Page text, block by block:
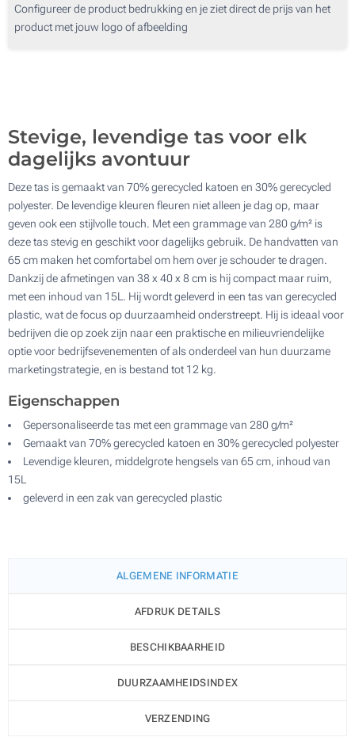
Borduren (Aan een kant)
Zonder opdruk
250
Configureer de product bedrukking en je ziet direct de prijs van het
product met jouw logo of afbeelding
Stevige, levendige tas voor elk
dagelijks avontuur
Deze tas is gemaakt van 70% gerecycled katoen en 30% gerecycled
polyester. De levendige kleuren fleuren niet alleen je dag op, maar
geven ook een stijlvolle touch. Met een grammage van 280 g/m² is
deze tas stevig en geschikt voor dagelijks gebruik. De handvatten van
65 cm maken het comfortabel om hem over je schouder te dragen.
Dankzij de afmetingen van 38 x 40 x 8 cm is hij compact maar ruim,
met een inhoud van 15L. Hij wordt geleverd in een tas van gerecycled
plastic, wat de focus op duurzaamheid onderstreept. Hij is ideaal voor
bedrijven die op zoek zijn naar een praktische en milieuvriendelijke
optie voor bedrijfsevenementen of als onderdeel van hun duurzame
marketingstrategie, en is bestand tot 12 kg.
Eigenschappen
Gepersonaliseerde tas met een grammage van 280 g/m²
Gemaakt van 70% gerecycled katoen en 30% gerecycled polyester
Levendige kleuren, middelgrote hengsels van 65 cm, inhoud van
15L
geleverd in een zak van gerecycled plastic
ALGEMENE INFORMATIE
AFDRUK DETAILS
BESCHIKBAARHEID
DUURZAAMHEIDSINDEX
VERZENDING